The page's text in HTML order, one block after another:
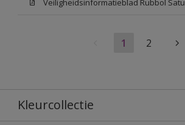
1 2
Kleurcollectie